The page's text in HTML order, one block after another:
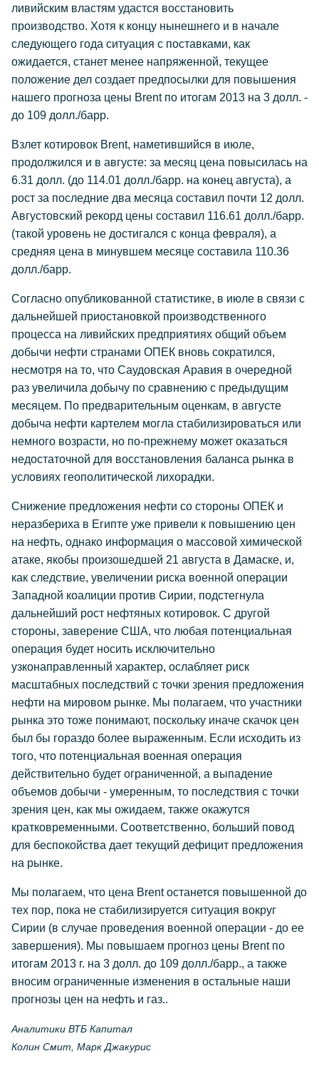
ливийским властям удастся восстановить
производство. Хотя к концу нынешнего и в начале
следующего года ситуация с поставками, как
ожидается, станет менее напряженной, текущее
положение дел создает предпосылки для повышения
нашего прогноза цены Brent по итогам 2013 на 3 долл. -
до 109 долл./барр.
Взлет котировок Brent, наметившийся в июле,
продолжился и в августе: за месяц цена повысилась на
6.31 долл. (до 114.01 долл./барр. на конец августа), а
рост за последние два месяца составил почти 12 долл.
Августовский рекорд цены составил 116.61 долл./барр.
(такой уровень не достигался с конца февраля), а
средняя цена в минувшем месяце составила 110.36
долл./барр.
Согласно опубликованной статистике, в июле в связи с
дальнейшей приостановкой производственного
процесса на ливийских предприятиях общий объем
добычи нефти странами ОПЕК вновь сократился,
несмотря на то, что Саудовская Аравия в очередной
раз увеличила добычу по сравнению с предыдущим
месяцем. По предварительным оценкам, в августе
добыча нефти картелем могла стабилизироваться или
немного возрасти, но по-прежнему может оказаться
недостаточной для восстановления баланса рынка в
условиях геополитической лихорадки.
Снижение предложения нефти со стороны ОПЕК и
неразбериха в Египте уже привели к повышению цен
на нефть, однако информация о массовой химической
атаке, якобы произошедшей 21 августа в Дамаске, и,
как следствие, увеличении риска военной операции
Западной коалиции против Сирии, подстегнула
дальнейший рост нефтяных котировок. С другой
стороны, заверение США, что любая потенциальная
операция будет носить исключительно
узконаправленный характер, ослабляет риск
масштабных последствий с точки зрения предложения
нефти на мировом рынке. Мы полагаем, что участники
рынка это тоже понимают, поскольку иначе скачок цен
был бы гораздо более выраженным. Если исходить из
того, что потенциальная военная операция
действительно будет ограниченной, а выпадение
объемов добычи - умеренным, то последствия с точки
зрения цен, как мы ожидаем, также окажутся
кратковременными. Соответственно, больший повод
для беспокойства дает текущий дефицит предложения
на рынке.
Мы полагаем, что цена Brent останется повышенной до
тех пор, пока не стабилизируется ситуация вокруг
Сирии (в случае проведения военной операции - до ее
завершения). Мы повышаем прогноз цены Brent по
итогам 2013 г. на 3 долл. до 109 долл./барр., а также
вносим ограниченные изменения в остальные наши
прогнозы цен на нефть и газ..
Аналитики ВТБ Капитал
Колин Смит, Марк Джакурис